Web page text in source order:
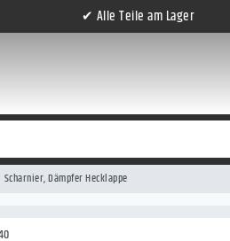
✔ Alle Teile am Lager
Scharnier, Dämpfer Hecklappe